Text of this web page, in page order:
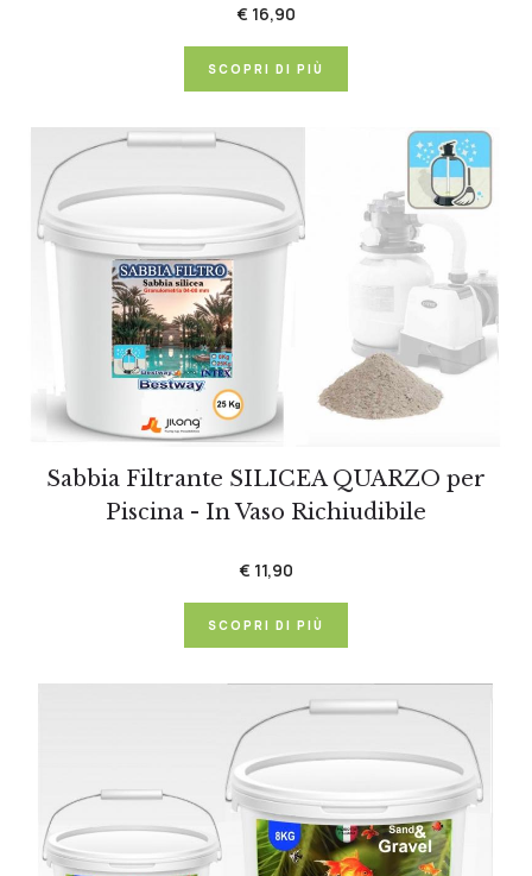
€ 16,90
SCOPRI DI PIÙ
Sabbia Filtrante SILICEA QUARZO per
Piscina - In Vaso Richiudibile
€ 11,90
SCOPRI DI PIÙ